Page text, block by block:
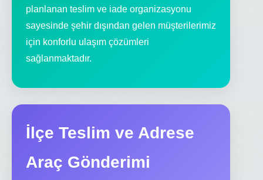
planlanan teslim ve iade organizasyonu
sayesinde şehir dışından gelen müşterilerimiz
için konforlu ulaşım çözümleri
sağlanmaktadır.
İlçe Teslim ve Adrese
Araç Gönderimi